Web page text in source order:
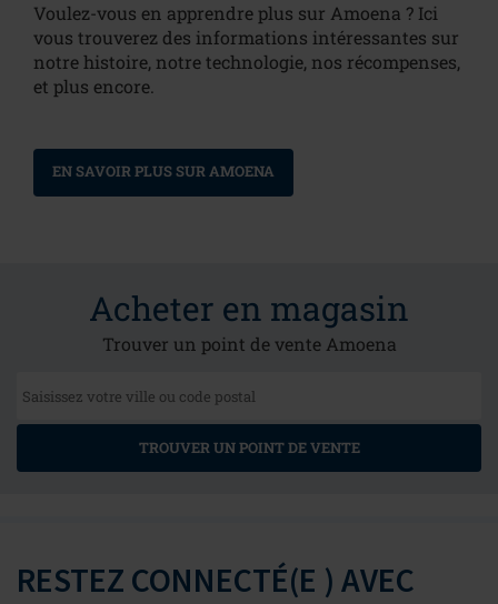
Voulez-vous en apprendre plus sur Amoena ? Ici
vous trouverez des informations intéressantes sur
notre histoire, notre technologie, nos récompenses,
et plus encore.
EN SAVOIR PLUS SUR AMOENA
Acheter en magasin
Trouver un point de vente Amoena
TROUVER UN POINT DE VENTE
RESTEZ CONNECTÉ(E ) AVEC